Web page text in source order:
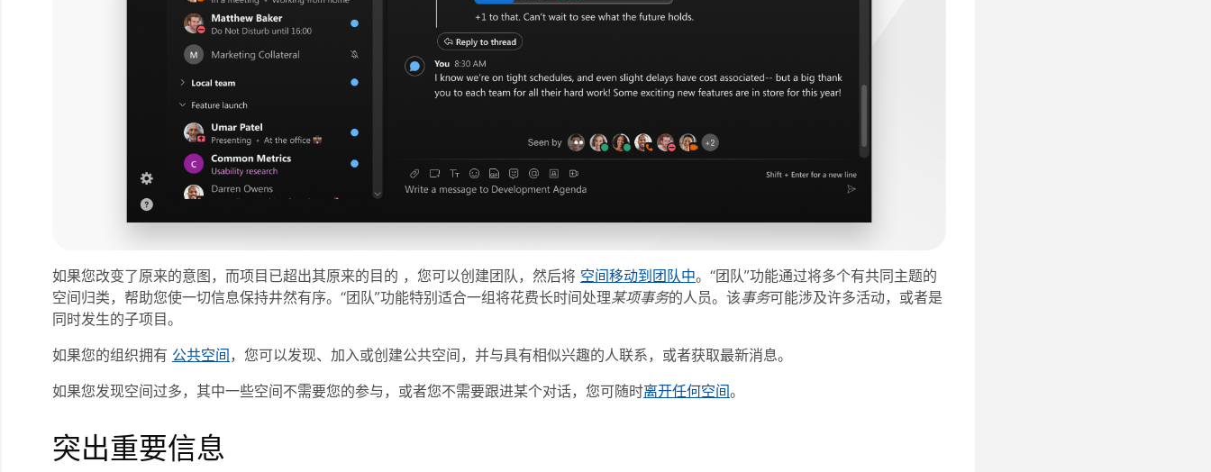
如果您改变了原来的意图，而项目已超出其原来的目的 ，您可以创建团队，然后将 空间移动到团队中。“团队”功能通过将多个有共同主题的
空间归类，帮助您使一切信息保持井然有序。“团队”功能特别适合一组将花费长时间处理某项事务的人员。该事务可能涉及许多活动，或者是
同时发生的子项目。
如果您的组织拥有 公共空间 ，您可以发现、加入或创建公共空间，并与具有相似兴趣的人联系，或者获取最新消息。
如果您发现空间过多，其中一些空间不需要您的参与，或者您不需要跟进某个对话，您可随时离开任何空间。
突出重要信息